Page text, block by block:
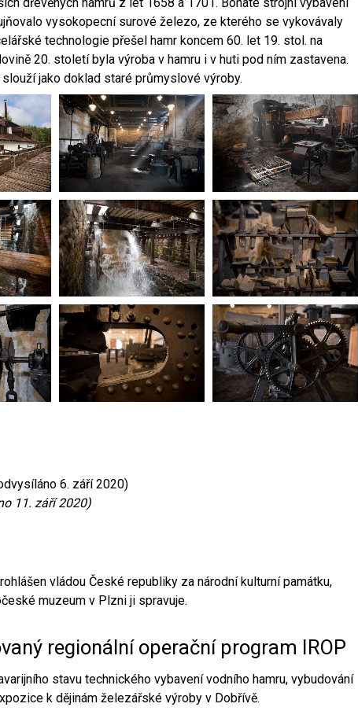
vysokopecní surové železo, ze kterého se vykovávaly
technologie přešel hamr koncem 60. let 19. stol. na
20. století byla výroba v hamru i v huti pod ním zastavena.
jako doklad staré průmyslové výroby.
6. září 2020)
11. září 2020)
vládou České republiky za národní kulturní památku,
muzeum v Plzni ji spravuje.
regionální operační program IROP
stavu technického vybavení vodního hamru, vybudování
k dějinám železářské výroby v Dobřívě.